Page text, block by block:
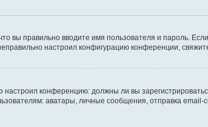
вы правильно вводите имя пользователя и пароль.
настроил конфигурацию конференции,
настроил конференцию: должны ли вы
аватары, личные сообщения, отправка email-